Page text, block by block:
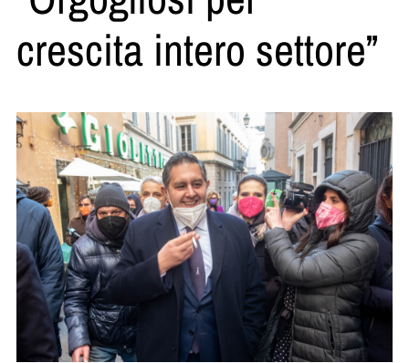
crescita intero settore”